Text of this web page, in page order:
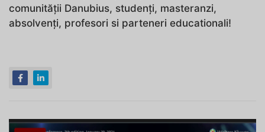
comunității Danubius, studenți, masteranzi,
absolvenți, profesori si parteneri educationali!